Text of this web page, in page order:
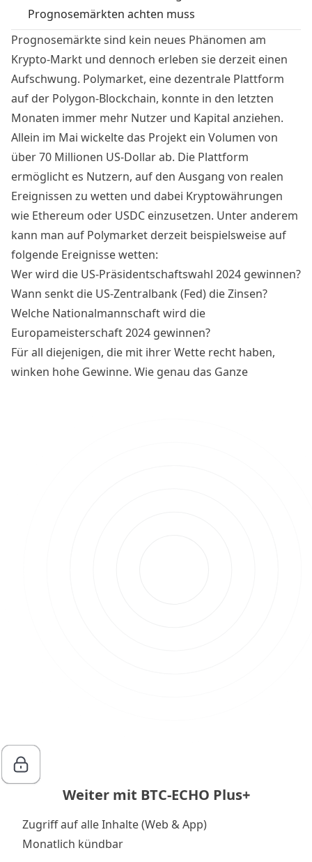
Prognosemärkten achten muss
Prognosemärkte sind kein neues Phänomen am
Krypto-Markt und dennoch erleben sie derzeit einen
Aufschwung. Polymarket, eine dezentrale Plattform
auf der Polygon-Blockchain, konnte in den letzten
Monaten immer mehr Nutzer und Kapital anziehen.
Allein im Mai wickelte das Projekt ein Volumen von
über 70 Millionen US-Dollar ab. Die Plattform
ermöglicht es Nutzern, auf den Ausgang von realen
Ereignissen zu wetten und dabei Kryptowährungen
wie Ethereum oder USDC einzusetzen. Unter anderem
kann man auf Polymarket derzeit beispielsweise auf
folgende Ereignisse wetten:
Wer wird die US-Präsidentschaftswahl 2024 gewinnen?
Wann senkt die US-Zentralbank (Fed) die Zinsen?
Welche Nationalmannschaft wird die
Europameisterschaft 2024 gewinnen?
Für all diejenigen, die mit ihrer Wette recht haben,
winken hohe Gewinne. Wie genau das Ganze
Weiter mit BTC-ECHO Plus+
Zugriff auf alle Inhalte (Web & App)
Monatlich kündbar